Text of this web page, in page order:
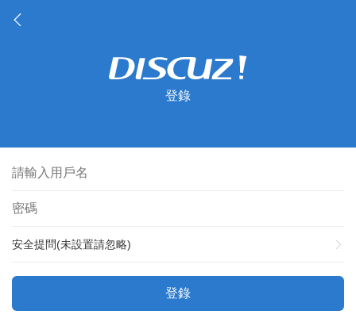
登錄
安全提問(未設置請忽略)
登錄